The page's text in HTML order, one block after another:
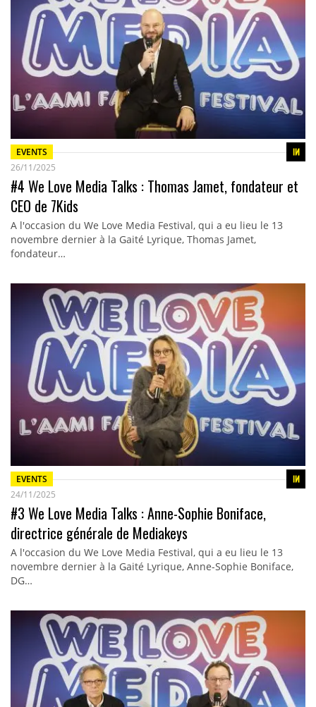
EVENTS
26/11/2025
#4 We Love Media Talks : Thomas Jamet, fondateur et
CEO de 7Kids
A l'occasion du We Love Media Festival, qui a eu lieu le 13
novembre dernier à la Gaité Lyrique, Thomas Jamet,
fondateur…
EVENTS
24/11/2025
#3 We Love Media Talks : Anne-Sophie Boniface,
directrice générale de Mediakeys
A l'occasion du We Love Media Festival, qui a eu lieu le 13
novembre dernier à la Gaité Lyrique, Anne-Sophie Boniface,
DG…